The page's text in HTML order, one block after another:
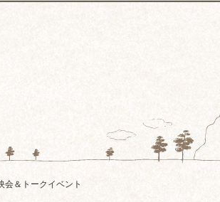
会＆トークイベント